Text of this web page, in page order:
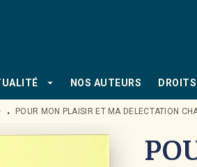
arrow_drop_down NOS AUTEURS
• POUR MON PLAISIR ET MA DELECTATION